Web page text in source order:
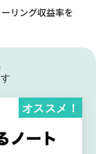
リング収益率を
オススメ！